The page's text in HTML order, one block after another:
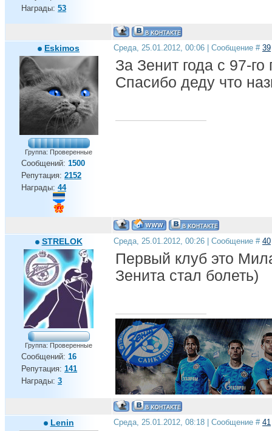
Награды: 53
Eskimos
Группа: Проверенные
Сообщений: 1500
Репутация: 2152
Награды: 44
Среда, 25.01.2012, 00:06 | Сообщение # 39
За Зенит года с 97-го
Спасибо деду что
STRELOK
Группа: Проверенные
Сообщений: 16
Репутация: 141
Награды: 3
Среда, 25.01.2012, 00:26 | Сообщение # 40
Первый клуб это
Зенита стал болеть)
Lenin Среда, 25.01.2012, 08:18 | Сообщение # 41